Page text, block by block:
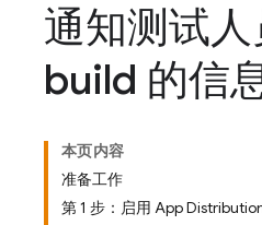
通知测试
build 的信
本页内容
准备工作
第 1 步：启用 App